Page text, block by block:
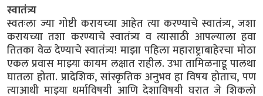
स्वातंत्र्य
स्वतःला ज्या गोष्टी करायच्या आहेत त्या करण्याचे स्वातंत्र्य, जशा
करायच्या तशा करण्याचे स्वातंत्र्य व त्यासाठी आपल्याला हवा
तितका वेळ देण्याचे स्वातंत्र्य! माझा पहिला महाराष्ट्राबाहेरचा मोठा
एकल प्रवास माझ्या कायम लक्षात राहील. उभा तामिळनाडू पालथा
घातला होता. प्रादेशिक, सांस्कृतिक अनुभव हा विषय होताच, पण
त्याआधी माझ्या धर्माविषयी आणि देशाविषयी घरात जे शिकलो